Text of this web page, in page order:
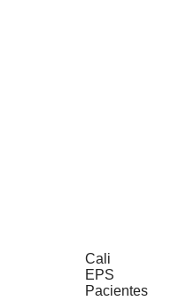
Cali
EPS
Pacientes